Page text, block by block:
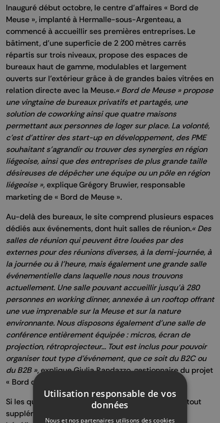
Inauguré début octobre, le centre d'affaires « Bord de
Meuse », implanté à Hermalle-sous-Argenteau, a
commencé à accueillir ses premières entreprises. Le
bâtiment, d'une superficie de 2 200 mètres carrés
répartis sur trois niveaux, propose des espaces de
bureaux haut de gamme, modulables et largement
ouverts sur l'extérieur grâce à de grandes baies vitrées en
relation directe avec la Meuse.« Bord de Meuse » propose
une vingtaine de bureaux privatifs et partagés, une
solution de coworking ainsi que quatre maisons
permettant aux personnes de loger sur place. La volonté,
c’est d'attirer des start-up en développement, des PME
souhaitant s'agrandir ou trouver des synergies en région
liégeoise, ainsi que des entreprises de plus grande taille
désireuses de dépêcher une équipe ou un pôle en région
liégeoise », expliqueGrégory Bruwier, responsable
marketing de « Bord de Meuse ».
Au-delà des bureaux, le site comprend plusieurs espaces
dédiés aux événements, dont huit salles de réunion.« Des
salles de réunion qui peuvent être louées par des
externes pour des réunions diverses, à la demi-journée, à
la journée ou à l'heure, mais également une grande salle
événementielle dans laquelle nous nous trouvons
actuellement. Une salle pouvant accueillir jusqu'à 280
personnes en working dinner, annexée à un rooftop offrant
une vue imprenable sur la Meuse et sur la nature
environnante. Nous disposons également d’une salle de
conférence entièrement équipée : micros, écran de
projection, rétroprojecteur… Tout est inclus pour pouvoir
organiser tout type d’événement, que ce soit du B2C ou
du B2B », explique Giulia Randazzo, gestionnaire du projet
« Bord de Meuse ».
Si les quatre maisons en co-living constituent un atout
supplémentaire pour ce centre d'affaires, celui-ci
Utilisation responsable de vos
données
Nous et nos partenaires utilisons des cookies